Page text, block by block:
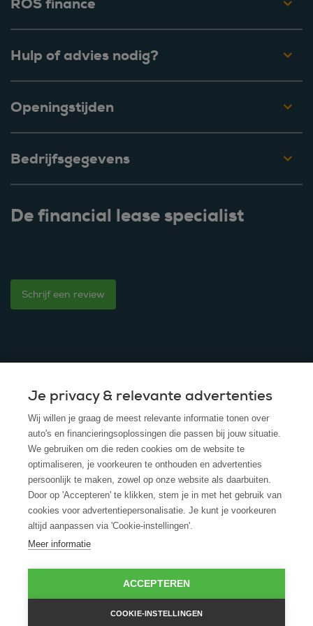
ROS finance
Hulp of advies nodig?
Openingstijden
Bedrijfsgegevens
De financial lease specialist
Schrijf een review
© 2025 - ROS Krediet Service
Algemene Voorwaarden
Disclaimer
Privacy Policy
Cookies
Cookie policy
Je privacy & relevante advertenties
Wij willen je graag de meest relevante informatie tonen over
auto's en financieringsoplossingen die passen bij jouw situatie.
We gebruiken om die reden cookies om de website te
optimaliseren, je voorkeuren te onthouden en advertenties
persoonlijk te maken, zowel op onze website als daarbuiten.
Door op 'Accepteren' te klikken, stem je in met het gebruik van
cookies voor advertentiepersonalisatie. Je kunt je voorkeuren
altijd aanpassen via 'Cookie-instellingen'.
Meer informatie
ACCEPTEREN
COOKIE-INSTELLINGEN